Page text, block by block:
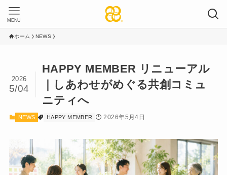
MENU
ホーム NEWS
HAPPY MEMBER リニューアル
｜しあわせがめぐる共創コミュ
ニティへ
2026
5/04
NEWS HAPPY MEMBER 2026年5月4日